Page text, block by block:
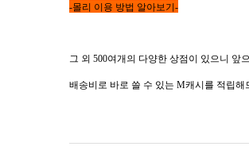
-몰리 이용 방법 알아보기-
그 외 500여개의 다양한 상점이 있으니 앞
배송비로 바로 쓸 수 있는 M캐시를 적립해